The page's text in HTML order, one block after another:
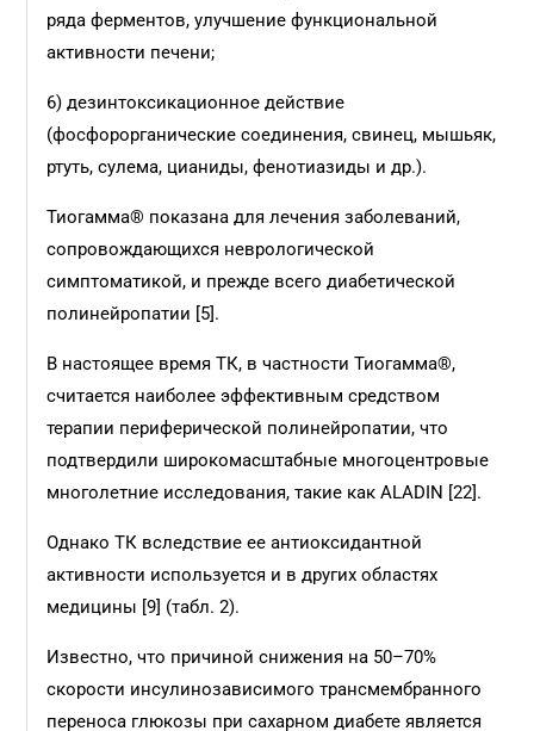
ряда ферментов, улучшение функциональной
активности печени;
6) дезинтоксикационное действие
(фосфорорганические соединения, свинец, мышьяк,
ртуть, сулема, цианиды, фенотиазиды и др.).
Тиогамма® показана для лечения заболеваний,
сопровождающихся неврологической
симптоматикой, и прежде всего диабетической
полинейропатии [5].
В настоящее время ТК, в частности Тиогамма®,
считается наиболее эффективным средством
терапии периферической полинейропатии, что
подтвердили широкомасштабные многоцентровые
многолетние исследования, такие как ALADIN [22].
Однако ТК вследствие ее антиоксидантной
активности используется и в других областях
медицины [9] (табл. 2).
Известно, что причиной снижения на 50–70%
скорости инсулинозависимого трансмембранного
переноса глюкозы при сахарном диабете является